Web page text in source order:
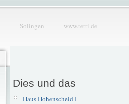
Solingen www.tetti.de
Dies und das
Haus Hohenscheid I